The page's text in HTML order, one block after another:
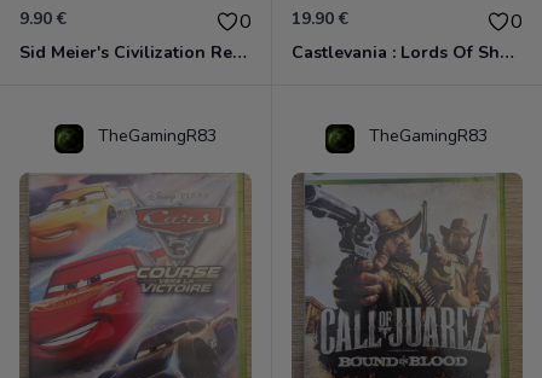
9.90 € 0
Sid Meier's Civilization Revolution Xbox 360
19.90 € 0
Castlevania : Lords Of Shadow Xbox 360
TheGamingR83 TheGamingR83